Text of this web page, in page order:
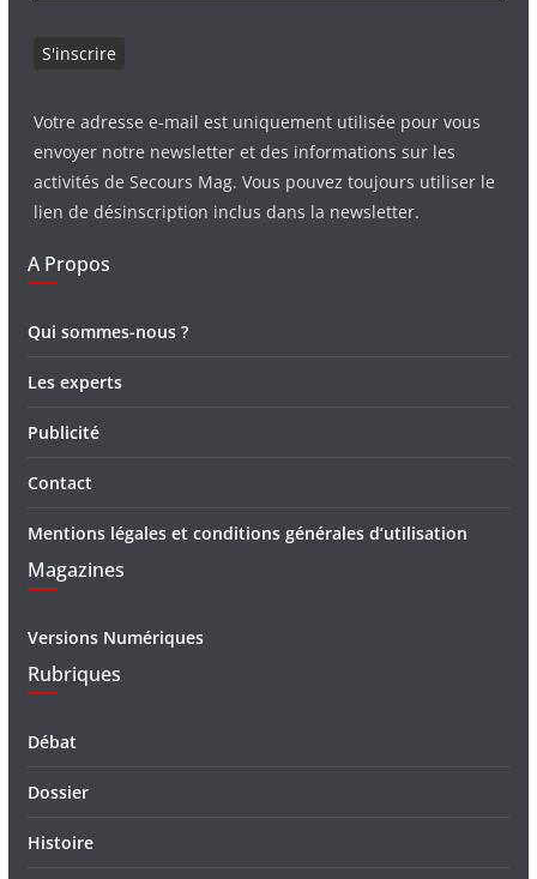
Votre adresse e-mail est uniquement utilisée pour vous
envoyer notre newsletter et des informations sur les
activités de Secours Mag. Vous pouvez toujours utiliser le
lien de désinscription inclus dans la newsletter.
A Propos
Qui sommes-nous ?
Les experts
Publicité
Contact
Mentions légales et conditions générales d’utilisation
Magazines
Versions Numériques
Rubriques
Débat
Dossier
Histoire